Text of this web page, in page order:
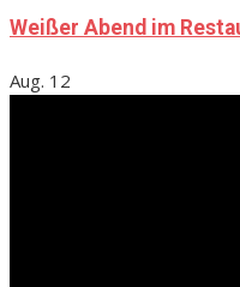
Weißer Abend im
Aug. 12